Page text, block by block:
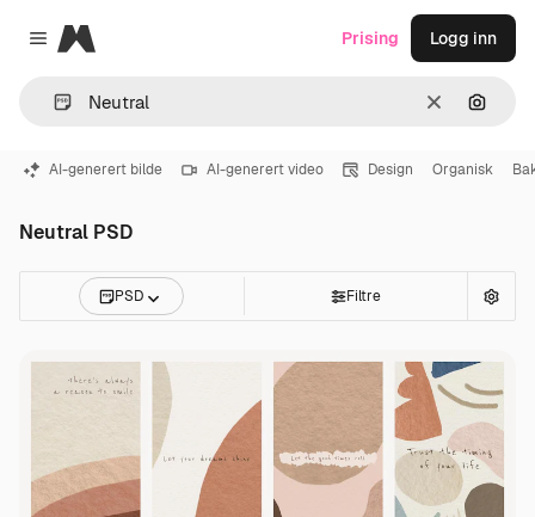
Close menu
Magnific
Slett Søk
Prising Logg inn
AI-generert bilde AI-generert video Design Organisk
Neutral PSD
PSD Filtre